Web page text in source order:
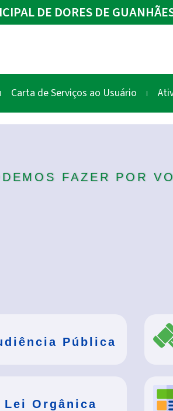
DE DORES DE
Carta de Serviços ao Usuário
FAZER POR
Pública
Lei Orgânica